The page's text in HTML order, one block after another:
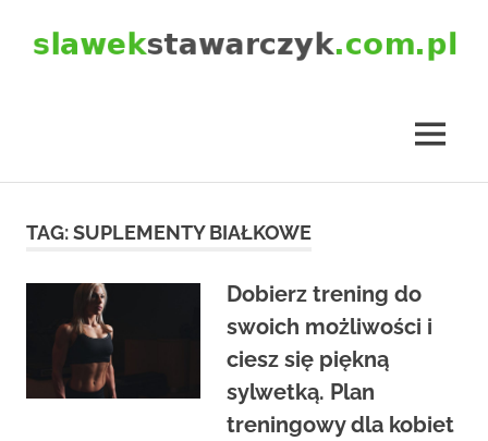
MENU
TAG:SUPLEMENTY BIAŁKOWE
Dobierz trening do
swoich możliwości i
ciesz się piękną
sylwetką. Plan
treningowy dla kobiet